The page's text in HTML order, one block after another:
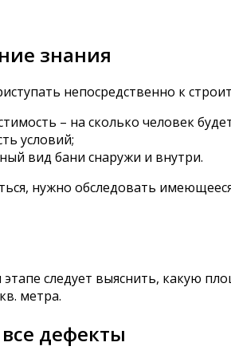
знания
непосредственно к
– на сколько человек
условий;
вид бани снаружи и внутри.
нужно обследовать
следует выяснить, какую
метра.
дефекты